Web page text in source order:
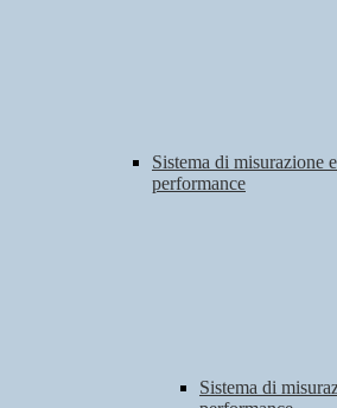
Sistema di misurazione
performance
Sistema di